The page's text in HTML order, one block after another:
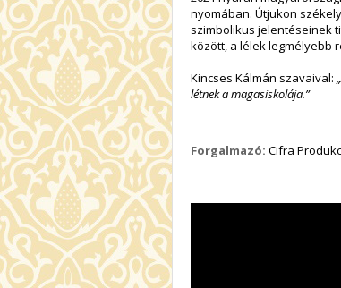
nyomában. Útjukon
szimbolikus jelentéseinek
között, a lélek legmélyebb
Kincses Kálmán szavaival:
létnek a magasiskolája.”
Forgalmazó: Cifra